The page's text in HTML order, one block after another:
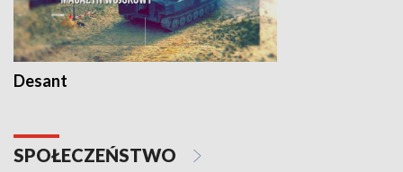
Desant
SPOŁECZEŃSTWO